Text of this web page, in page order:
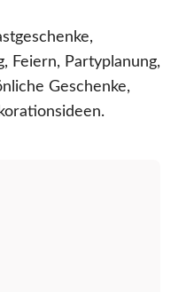
Feiern, Partyplanung,
Geschenke,